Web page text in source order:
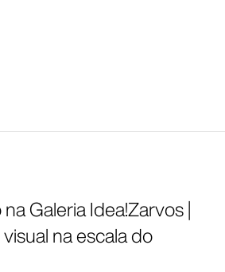
Galeria Idea!Zarvos |
na escala do